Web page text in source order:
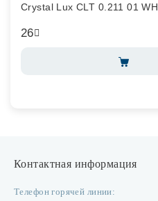
Crystal Lux CLT 0.211 01 WH
26
Контактная информация
Телефон горячей линии: